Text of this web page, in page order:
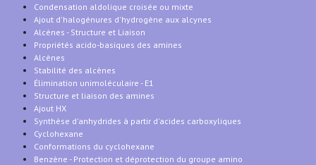
Condensation aldolique croisée ou mixte
Ajout d'halogénures d'hydrogène aux alcynes
Alcènes - Structure et Liaison
Propriétés acido-basiques des amines
Alcènes
Stabilité des alcènes
Élimination unimoléculaire - E1
Structure et liaison des amines
Ajout HX
Synthèse d'anhydrides à partir d'acides carboxyliques
Cyclohexane
Conformations du cyclohexane
Benzène - Protection et déprotection du groupe amino